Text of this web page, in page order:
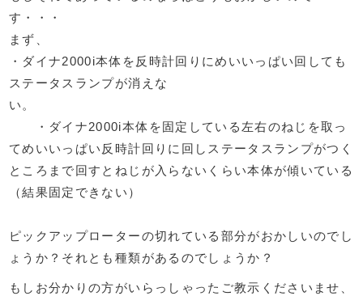
す・・・
まず、
・ダイナ2000i本体を反時計回りにめいいっぱい回しても
ステータスランプが消えな
い。
・ダイナ2000i本体を固定している左右のねじを取っ
てめいいっぱい反時計回りに回しステータスランプがつく
ところまで回すとねじが入らないくらい本体が傾いている
（結果固定できない）
ピックアップローターの切れている部分がおかしいのでし
ょうか？それとも種類があるのでしょうか？
もしお分かりの方がいらっしゃったご教示くださいませ、